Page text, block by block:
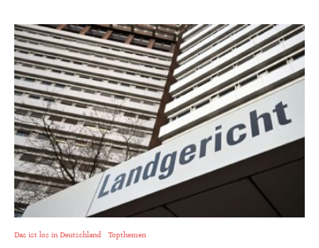
Das ist los in Deutschland Topthemen